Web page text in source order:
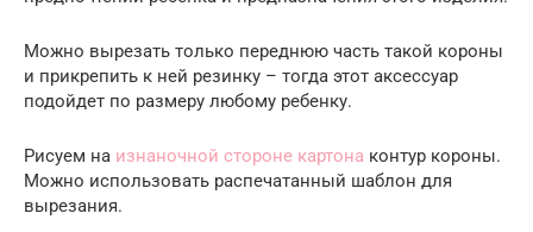
Можно вырезать только переднюю часть такой короны
и прикрепить к ней резинку – тогда этот аксессуар
подойдет по размеру любому ребенку.
Рисуем на изнаночной стороне картона контур короны.
Можно использовать распечатанный шаблон для
вырезания.